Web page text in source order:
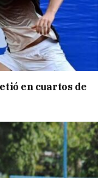
en cuartos de